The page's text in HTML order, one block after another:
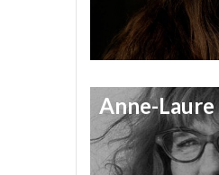
Anne-